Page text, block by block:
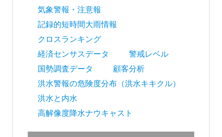
気象警報・注意報
記録的短時間大雨情報
クロスランキング
経済センサスデータ
警戒レベル
国勢調査データ
顧客分析
洪水警報の危険度分布（洪水キキクル）
洪水と内水
高解像度降水ナウキャスト